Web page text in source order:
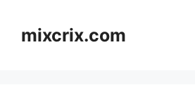
contentmixcrix.com